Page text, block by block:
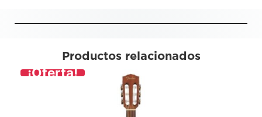
Productos relacionados
¡Oferta!